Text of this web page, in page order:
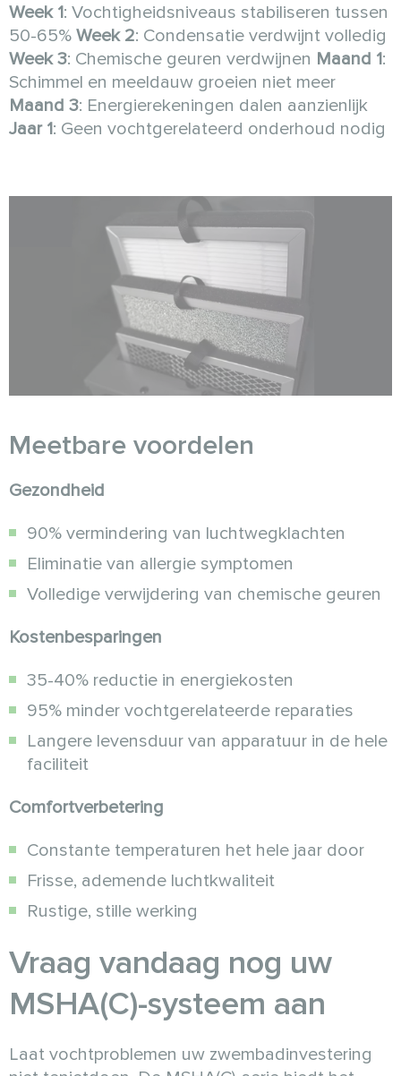
Week 1: Vochtigheidsniveaus stabiliseren tussen
50-65% Week 2: Condensatie verdwijnt volledig
Week 3: Chemische geuren verdwijnen Maand 1:
Schimmel en meeldauw groeien niet meer
Maand 3: Energierekeningen dalen aanzienlijk
Jaar 1: Geen vochtgerelateerd onderhoud nodig
Meetbare voordelen
Gezondheid
90% vermindering van luchtwegklachten
Eliminatie van allergie symptomen
Volledige verwijdering van chemische geuren
Kostenbesparingen
35-40% reductie in energiekosten
95% minder vochtgerelateerde reparaties
Langere levensduur van apparatuur in de hele
faciliteit
Comfortverbetering
Constante temperaturen het hele jaar door
Frisse, ademende luchtkwaliteit
Rustige, stille werking
Vraag vandaag nog uw
MSHA(C)-systeem aan
Laat vochtproblemen uw zwembadinvestering